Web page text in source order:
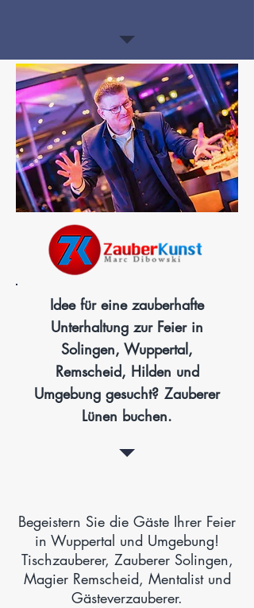
Idee für eine zauberhafte
Unterhaltung zur Feier in
Solingen, Wuppertal,
Remscheid, Hilden und
Umgebung gesucht? Zauberer
Lünen buchen.
Begeistern Sie die Gäste Ihrer Feier
in Wuppertal und Umgebung!
Tischzauberer, Zauberer Solingen,
Magier Remscheid, Mentalist und
Gästeverzauberer.